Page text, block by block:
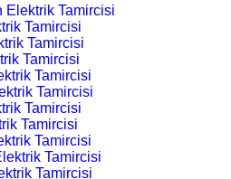
Elektrik Tamircisi
Tamircisi
Tamircisi
Tamircisi
Tamircisi
Tamircisi
Tamircisi
Tamircisi
Tamircisi
Tamircisi
Tamircisi